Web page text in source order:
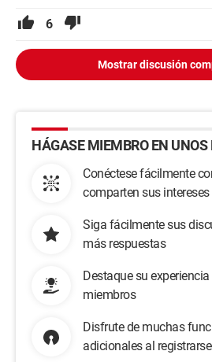
6
Mostrar discusión
HÁGASE MIEMBRO EN UNOS
Conéctese fácilmente
comparten sus intereses
Siga fácilmente sus
más respuestas
Destaque su
miembros
Disfrute de muchas
adicionales al registrarse